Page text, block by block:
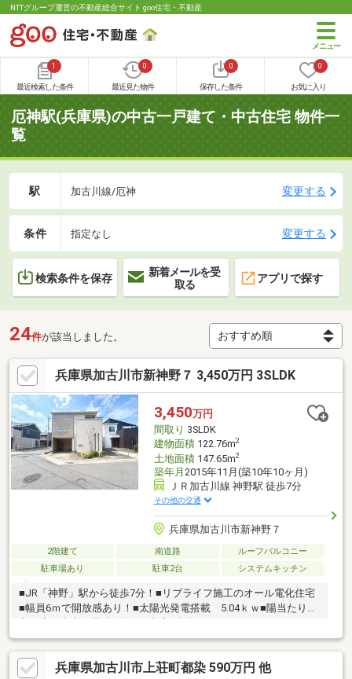
NTTグループ運営の不動産総合サイト goo住宅・不動産
1
最近検索した条件
0
最近見た物件
0
保存した条件
0
お気に入り
厄神駅(兵庫県)の中古一戸建て・中古住宅 物件一
覧
駅 加古川線/厄神 変更する
条件 指定なし 変更する
検索条件を保存
新着メールを受
取る
アプリで探す
24件が該当しました。
兵庫県加古川市新神野７ 3,450万円 3SLDK
3,450万円
間取り 3SLDK
建物面積122.76m2
土地面積147.65m2
築年月 2015年11月(築10年10ヶ月)
ＪＲ加古川線 神野駅 徒歩7分
その他の交通
兵庫県加古川市新神野７
2階建て 南道路
ルーフバルコニー
駐車場あり
駐車2台 システムキッチン
■JR「神野」駅から徒歩7分！■リブライフ施工のオール電化住宅
■幅員6ｍで開放感あり！■太陽光発電搭載 5.04ｋｗ■陽当たりの
ー搭載してます♪■玄関はスマートキーで快適＆安心■環境にやさ
しいエコエアー完備《内覧予約受付中♪》気になる事がございまし
たら、お気軽にお問い合わせください♪
兵庫県加古川市上荘町都染 590万円 他